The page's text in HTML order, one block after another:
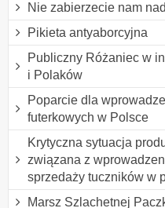
Nie zabierzecie nam
Pikieta antyaborcyjna
Publiczny Różaniec w
i Polaków
Poparcie dla
futerkowych w Polsce
Krytyczna sytuacja
związana z
sprzedaży tuczników w
Marsz Szlachetnej